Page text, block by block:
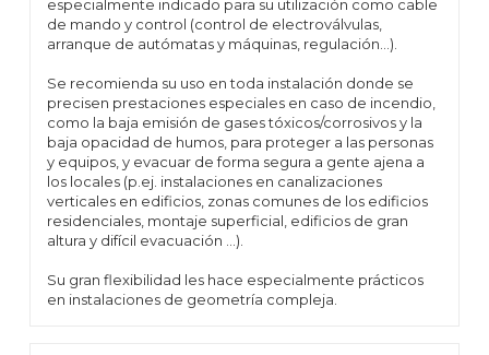
especialmente indicado para su utilización como cable
de mando y control (control de electroválvulas,
arranque de autómatas y máquinas, regulación…).
Se recomienda su uso en toda instalación donde se
precisen prestaciones especiales en caso de incendio,
como la baja emisión de gases tóxicos/corrosivos y la
baja opacidad de humos, para proteger a las personas
y equipos, y evacuar de forma segura a gente ajena a
los locales (p.ej. instalaciones en canalizaciones
verticales en edificios, zonas comunes de los edificios
residenciales, montaje superficial, edificios de gran
altura y difícil evacuación …).
Su gran flexibilidad les hace especialmente prácticos
en instalaciones de geometría compleja.